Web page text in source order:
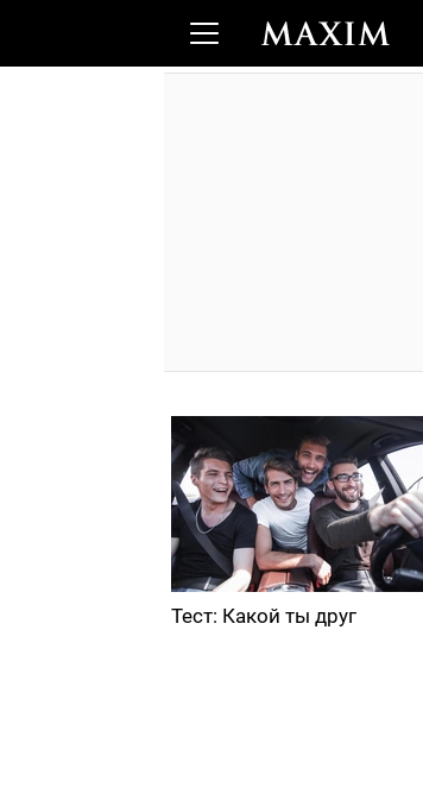
Тест: Какой ты друг